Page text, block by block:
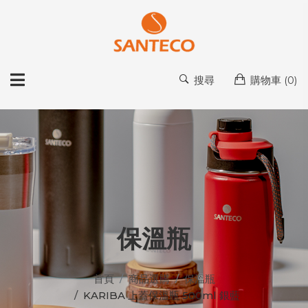
搜尋 購物車 (0)
保溫瓶
首頁 商品選購
保溫瓶
KARIBA 上蓋保溫瓶 500ml 銀藍